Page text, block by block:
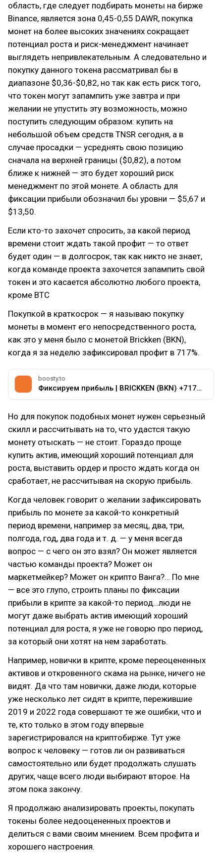
область, где следует подбирать монеты на бирже
Binance, является зона 0,45-0,55 DAWR, покупка
монет на более высоких значениях сокращает
потенциал роста и риск-менеджмент начинает
выглядеть непривлекательным. А следовательно и
покупку данного токена рассматривал бы в
диапазоне $0,36-$0,82, но так как есть риск того,
что токен могут запампить уже завтра и при
желании не упустить эту возможность, можно
поступить следующим образом: купить на
небольшой объем средств TNSR сегодня, а в
случае просадки — усреднять свою позицию
сначала на верхней границы ($0,82), а потом
ближе к нижней — это будет хороший риск
менеджмент по этой монете. А область для
фиксации прибыли обозначил бы уровни — $5,67 и
$13,50.
Если кто-то захочет спросить, за какой период
времени стоит ждать такой профит — то ответ
будет один — в долгосрок, так как никто не знает,
когда команде проекта захочется запампить свой
токен и это касается абсолютно любого проекта,
кроме BTC
Покупкой в краткосрок — я называю покупку
монеты в момент его непосредственного роста,
как это у меня было с монетой Brickken (BKN),
когда я за неделю зафиксировал профит в 717%.
boosty.to
Фиксируем прибыль | BRICKKEN (BKN) +717% - DAW.Research | Криптовалюты и метод анализа DAWR
Но для покупок подобных монет нужен серьезный
скилл и рассчитывать на то, что удастся такую
монету отыскать — не стоит. Гораздо проще
купить актив, имеющий хороший потенциал для
роста, выставить ордер и просто ждать когда он
сработает, не рассчитывая на скорую прибыль.
Когда человек говорит о желании зафиксировать
прибыль по монете за какой-то конкретный
период времени, например за месяц, два, три,
полгода, год, два года и т. д. — у меня всегда
вопрос — с чего он это взял? Он может является
частью команды проекта? Может он
маркетмейкер? Может он крипто Ванга?… По мне
— все это глупо, строить планы по фиксации
прибыли в крипте за какой-то период…люди не
могут даже выбрать актив имеющий хороший
потенциал для роста, я уже не говорю про период,
за который они хотят на нем заработать.
Например, новички в крипте, кроме переоцененных
активов и откровенного скама на рынке, ничего не
видят. Да что там новички, даже люди, которые
уже несколько лет сидят в крипте, пережившие
2019 и 2022 года совершают те же ошибки, что и
те, кто только в этом году впервые
зарегистрировался на криптобирже. Тут уже
вопрос к человеку — готов ли он развиваться
самостоятельно или будет продолжать слушать
других, чаще всего люди выбирают второе. На
этом пока закончу.
Я продолжаю анализировать проекты, покупать
токены более недооцененных проектов и
делиться с вами своим мнением. Всем профита и
хорошего настроения.